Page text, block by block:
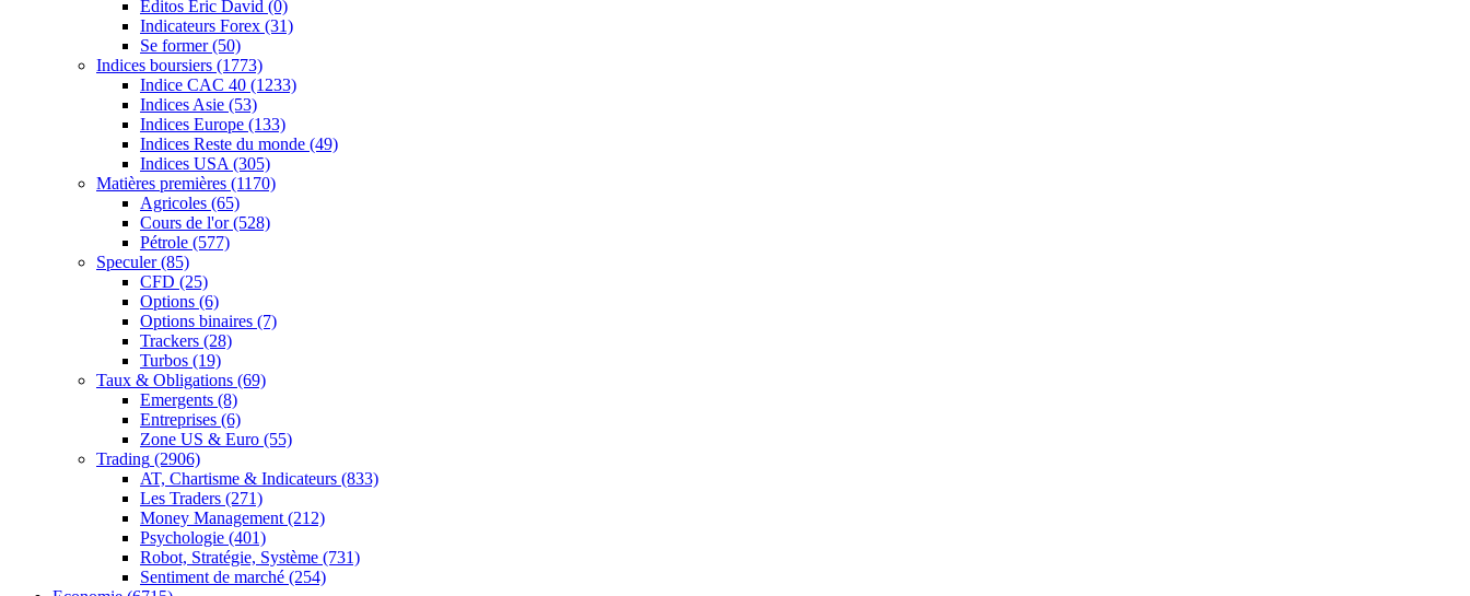
Editos Eric David (0)
Indicateurs Forex (31)
Se former(50)
Indices boursiers (1773)
Indice CAC 40 (1233)
Indices Asie (53)
Indices Europe (133)
Indices Reste du monde (49)
Indices USA (305)
Matières premières (1170)
Agricoles (65)
Cours de l'or(528)
Pétrole (577)
Speculer(85)
CFD (25)
Options (6)
Options binaires (7)
Trackers (28)
Turbos (19)
Taux & Obligations (69)
Emergents (8)
Entreprises (6)
Zone US & Euro (55)
Trading (2906)
AT, Chartisme & Indicateurs (833)
Les Traders (271)
Money Management (212)
Psychologie (401)
Robot, Stratégie, Système (731)
Sentiment de marché (254)